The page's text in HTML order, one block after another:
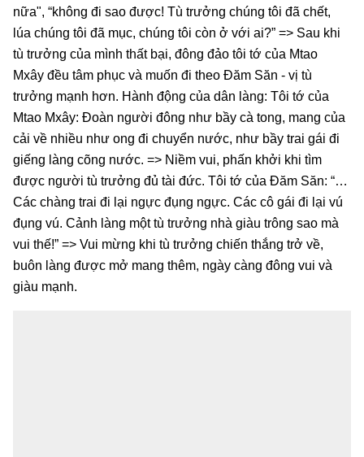
nữa", “không đi sao được! Tù trưởng chúng tôi đã chết,
lúa chúng tôi đã mục, chúng tôi còn ở với ai?” => Sau khi
tù trưởng của mình thất bại, đông đảo tôi tớ của Mtao
Mxây đều tâm phục và muốn đi theo Đăm Săn - vị tù
trưởng mạnh hơn. Hành động của dân làng: Tôi tớ của
Mtao Mxây: Đoàn người đông như bầy cà tong, mang của
cải về nhiều như ong đi chuyển nước, như bầy trai gái đi
giếng làng cõng nước. => Niềm vui, phấn khởi khi tìm
được người tù trưởng đủ tài đức. Tôi tớ của Đăm Săn: “…
Các chàng trai đi lại ngực đụng ngực. Các cô gái đi lại vú
đụng vú. Cảnh làng một tù trưởng nhà giàu trông sao mà
vui thế!” => Vui mừng khi tù trưởng chiến thắng trở về,
buôn làng được mở mang thêm, ngày càng đông vui và
giàu mạnh.